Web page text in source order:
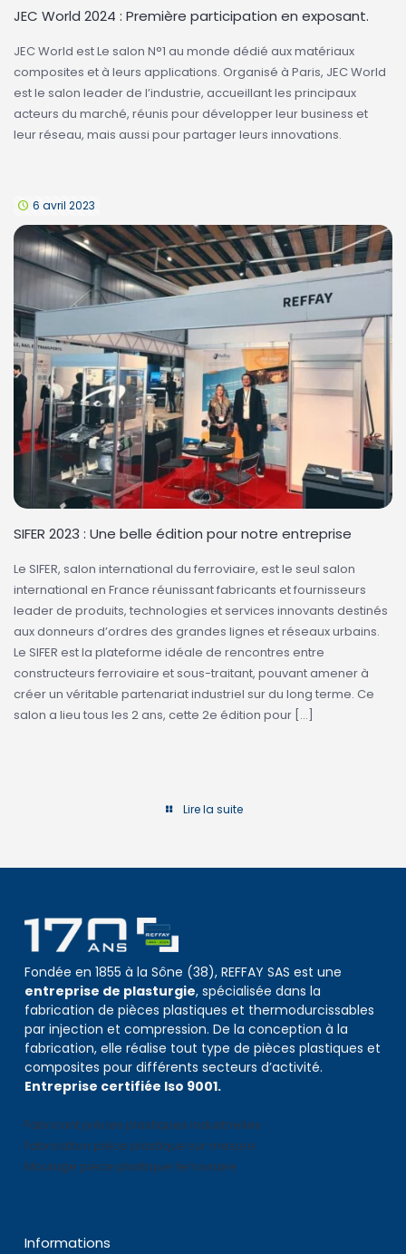
JEC World 2024 : Première participation en exposant.
JEC World est Le salon N°1 au monde dédié aux matériaux
composites et à leurs applications. Organisé à Paris, JEC World
est le salon leader de l’industrie, accueillant les principaux
acteurs du marché, réunis pour développer leur business et
leur réseau, mais aussi pour partager leurs innovations.
6 avril 2023
SIFER 2023 : Une belle édition pour notre entreprise
Le SIFER, salon international du ferroviaire, est le seul salon
international en France réunissant fabricants et fournisseurs
leader de produits, technologies et services innovants destinés
aux donneurs d’ordres des grandes lignes et réseaux urbains.
Le SIFER est la plateforme idéale de rencontres entre
constructeurs ferroviaire et sous-traitant, pouvant amener à
créer un véritable partenariat industriel sur du long terme. Ce
salon a lieu tous les 2 ans, cette 2e édition pour […]
Lire la suite
Fondée en 1855 à la Sône (38), REFFAY SAS est une
entreprise de plasturgie, spécialisée dans la
fabrication de pièces plastiques et thermodurcissables
par injection et compression. De la conception à la
fabrication, elle réalise tout type de pièces plastiques et
composites pour différents secteurs d’activité.
Entreprise certifiée Iso 9001.
Fabricant pièces plastiques industrielles
Fabrication pièce plastique sur mesure
Moulage piece plastique ferroviaire
Informations